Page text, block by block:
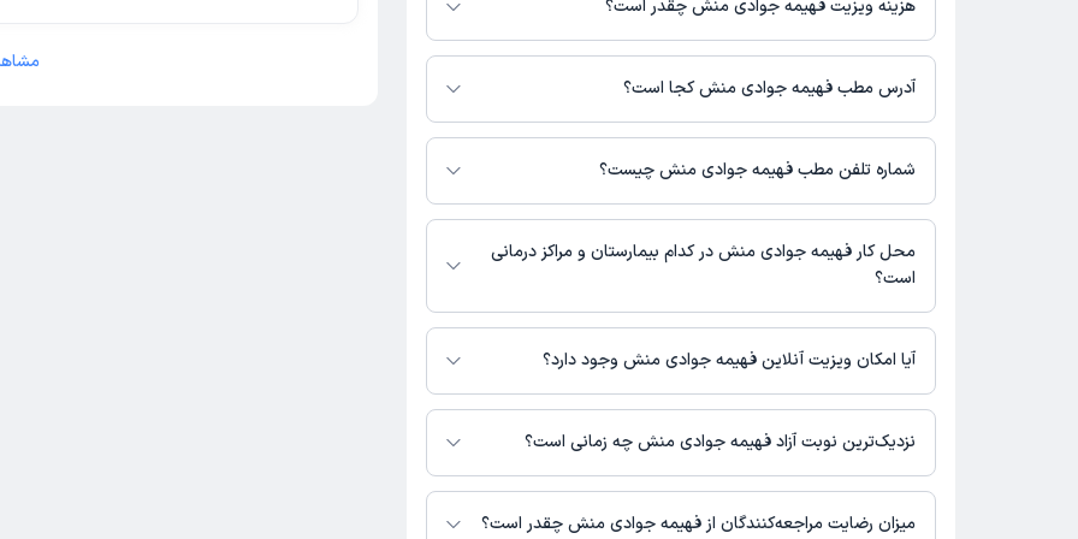
هزینه ویزیت فهیمه جوادی منش چقدر است؟
برای اطلاع از هزینه ویزیت فهیمه جوادی منش، لازم است با مطب تماس بگیرید.
آدرس مطب فهیمه جوادی منش کجا است؟
اطلاعات مربوط به آدرس مطب فهیمه جوادی منش در حال حاضر در دسترس نیست.
برای دریافت اطلاعات دقیق‌تر، لطفاً با مطب تماس بگیرید.
شماره تلفن مطب فهیمه جوادی منش چیست؟
شماره تماس مطب فهیمه جوادی منش در حال حاضر در این صفحه ثبت نشده است.
محل کار فهیمه جوادی منش در کدام بیمارستان و مراکز درمانی
است؟
اطلاعاتی درباره محل فعالیت فهیمه جوادی منش در مراکز درمانی در دسترس نیست.
آیا امکان ویزیت آنلاین فهیمه جوادی منش وجود دارد؟
در حال حاضر اطلاعاتی درباره ارائه ویزیت آنلاین توسط فهیمه جوادی منش در دسترس
نیست. برای دریافت اطلاعات دقیق‌تر، لطفاً با مطب تماس بگیرید.
نزدیک‌ترین نوبت آزاد فهیمه جوادی منش چه زمانی است؟
زمان نوبت‌دهی و پذیرش بیماران با هماهنگی مطب مشخص می‌شود.
میزان رضایت مراجعه‌کنندگان از فهیمه جوادی منش چقدر است؟